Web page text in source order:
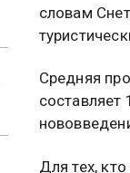
словам
Средняя
Для тех,